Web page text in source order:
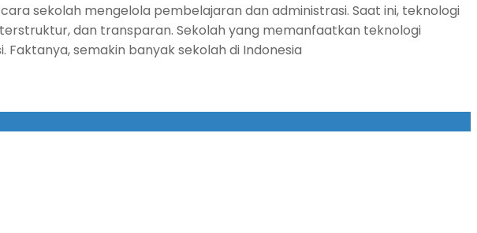
sekolah mengelola pembelajaran dan administrasi. Saat ini, teknologi
dan transparan. Sekolah yang memanfaatkan teknologi
semakin banyak sekolah di Indonesia